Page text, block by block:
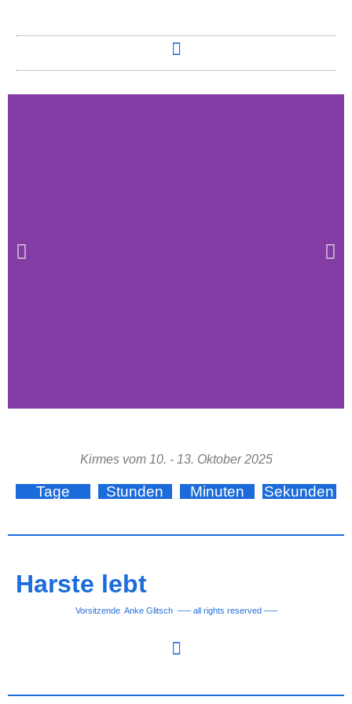
Kirmes vom 10. - 13. Oktober 2025
Tage Stunden Minuten Sekunden
Harste lebt
Vorsitzende Anke Glitsch —– all rights reserved —–